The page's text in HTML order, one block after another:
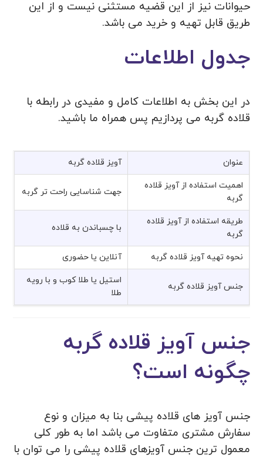
حیوانات نیز از این قضیه مستثنی نیست و از این
طریق قابل تهیه و خرید می باشد.
جدول اطلاعات
در این بخش به اطلاعات کامل و مفیدی در رابطه با
قلاده گربه می پردازیم پس همراه ما باشید.
عنوان آویز قلاده گربه
اهمیت استفاده از آویز قلاده
گربه
جهت شناسایی راحت تر گربه
طریقه استفاده از آویز قلاده
گربه
با چسباندن به قلاده
نحوه تهیه آویز قلاده گربه آنلاین یا حضوری
جنس آویز قلاده گربه
استیل یا طلا کوب و با رویه
طلا
جنس آویز قلاده گربه
چگونه است؟
جنس آویز های قلاده پیشی بنا به میزان و نوع
سفارش مشتری متفاوت می باشد اما به طور کلی
معمول ترین جنس آویزهای قلاده پیشی را می توان با